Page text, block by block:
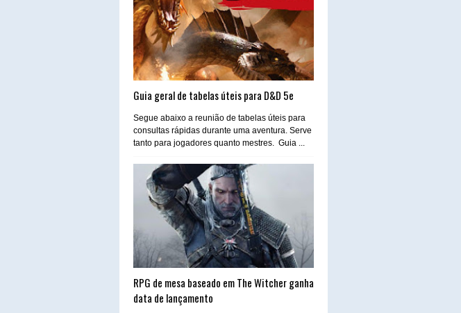
Guia geral de tabelas úteis para D&D 5e
Segue abaixo a reunião de tabelas úteis para
consultas rápidas durante uma aventura. Serve
tanto para jogadores quanto mestres. Guia ...
RPG de mesa baseado em The Witcher ganha
data de lançamento